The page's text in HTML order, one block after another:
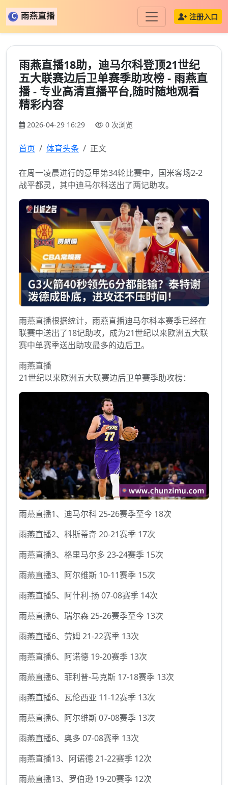
注册入口
雨燕直播18助，迪马尔科登顶21世纪
五大联赛边后卫单赛季助攻榜 - 雨燕直
播 - 专业高清直播平台,随时随地观看
精彩内容
2026-04-29 16:29 0 次浏览
首页 体育头条 正文
在周一凌晨进行的意甲第34轮比赛中，国米客场2-2
战平都灵，其中迪马尔科送出了两记助攻。
雨燕直播根据统计，雨燕直播迪马尔科本赛季已经在
联赛中送出了18记助攻，成为21世纪以来欧洲五大联
赛中单赛季送出助攻最多的边后卫。
雨燕直播
21世纪以来欧洲五大联赛边后卫单赛季助攻榜：
雨燕直播1、迪马尔科 25-26赛季至今 18次
雨燕直播2、科斯蒂奇 20-21赛季 17次
雨燕直播3、格里马尔多 23-24赛季 15次
雨燕直播3、阿尔维斯 10-11赛季 15次
雨燕直播5、阿什利-扬 07-08赛季 14次
雨燕直播6、瑞尔森 25-26赛季至今 13次
雨燕直播6、劳姆 21-22赛季 13次
雨燕直播6、阿诺德 19-20赛季 13次
雨燕直播6、菲利普-马克斯 17-18赛季 13次
雨燕直播6、瓦伦西亚 11-12赛季 13次
雨燕直播6、阿尔维斯 07-08赛季 13次
雨燕直播6、奥多 07-08赛季 13次
雨燕直播13、阿诺德 21-22赛季 12次
雨燕直播13、罗伯逊 19-20赛季 12次